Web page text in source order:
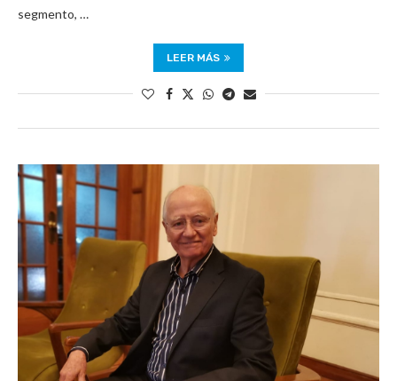
segmento, …
LEER MÁS